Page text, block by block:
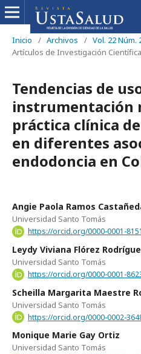
Inicio / Archivos / Vol. 22 Núm.
Artículos de Investigación
Tendencias de
instrumentación
práctica clínica
en diferentes
endodoncia en
Angie Paola Ramos
Universidad Santo Tomás
https://orcid.org/0000-0001-
Leydy Viviana Flórez
Universidad Santo Tomás
https://orcid.org/0000-0001-
Scheilla Margarita Maestre
Universidad Santo Tomás
https://orcid.org/0000-0002-
Monique Marie Gay Ortiz
Universidad Santo Tomás